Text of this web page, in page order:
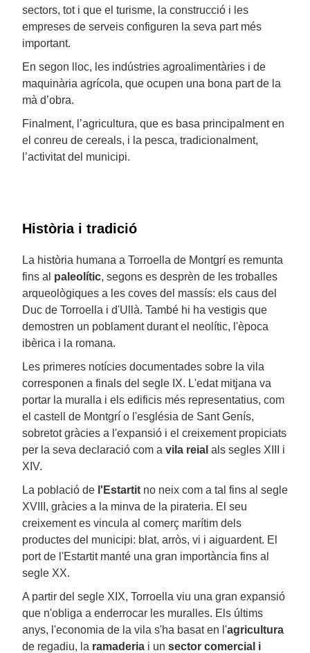
sectors, tot i que el turisme, la construcció i les
empreses de serveis configuren la seva part més
important.
En segon lloc, les indústries agroalimentàries i de
maquinària agrícola, que ocupen una bona part de la
mà d’obra.
Finalment, l’agricultura, que es basa principalment en
el conreu de cereals, i la pesca, tradicionalment,
l’activitat del municipi.
Història i tradició
La història humana a Torroella de Montgrí es remunta
fins al paleolític, segons es desprèn de les troballes
arqueològiques a les coves del massís: els caus del
Duc de Torroella i d'Ullà. També hi ha vestigis que
demostren un poblament durant el neolític, l'època
ibèrica i la romana.
Les primeres notícies documentades sobre la vila
corresponen a finals del segle IX. L'edat mitjana va
portar la muralla i els edificis més representatius, com
el castell de Montgrí o l'església de Sant Genís,
sobretot gràcies a l'expansió i el creixement propiciats
per la seva declaració com a vila reial als segles XIII i
XIV.
La població de l'Estartit no neix com a tal fins al segle
XVIII, gràcies a la minva de la pirateria. El seu
creixement es vincula al comerç marítim dels
productes del municipi: blat, arròs, vi i aiguardent. El
port de l'Estartit manté una gran importància fins al
segle XX.
A partir del segle XIX, Torroella viu una gran expansió
que n'obliga a enderrocar les muralles. Els últims
anys, l'economia de la vila s'ha basat en l'agricultura
de regadiu, la ramaderia i un sector comercial i